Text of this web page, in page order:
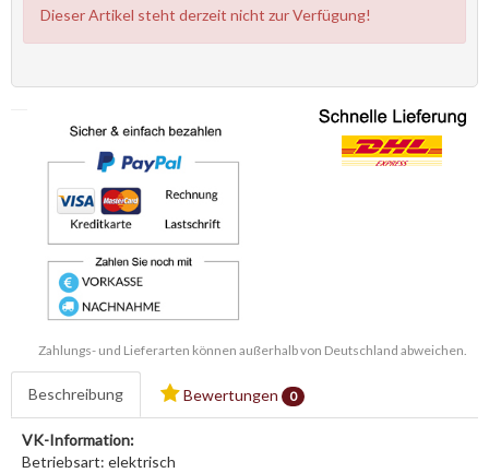
Dieser Artikel steht derzeit nicht zur Verfügung!
Zahlungs- und Lieferarten können außerhalb von Deutschland abweichen.
Beschreibung Bewertungen 0
VK-Information:
Betriebsart: elektrisch